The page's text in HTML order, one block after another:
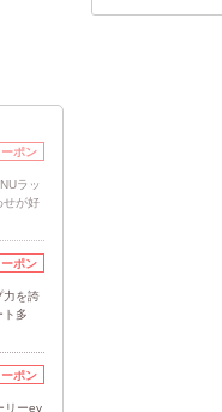
ポン
ラッ
せが好
ポン
力を誇
多
ポン
リーey